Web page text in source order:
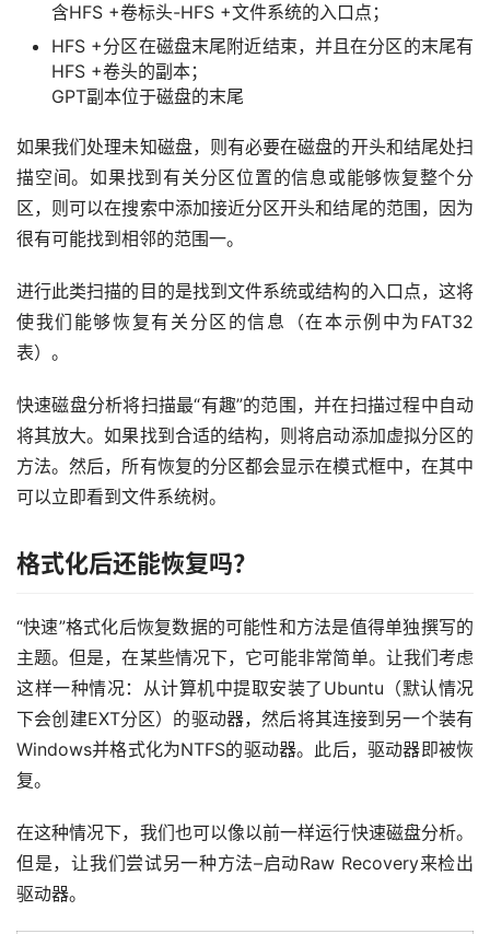
含HFS +卷标头-HFS +文件系统的入口点；
HFS +分区在磁盘末尾附近结束，并且在分区的末尾有
HFS +卷头的副本；
GPT副本位于磁盘的末尾
如果我们处理未知磁盘，则有必要在磁盘的开头和结尾处扫
描空间。如果找到有关分区位置的信息或能够恢复整个分
区，则可以在搜索中添加接近分区开头和结尾的范围，因为
很有可能找到相邻的范围一。
进行此类扫描的目的是找到文件系统或结构的入口点，这将
使我们能够恢复有关分区的信息（在本示例中为FAT32
表）。
快速磁盘分析将扫描最“有趣”的范围，并在扫描过程中自动
将其放大。如果找到合适的结构，则将启动添加虚拟分区的
方法。然后，所有恢复的分区都会显示在模式框中，在其中
可以立即看到文件系统树。
格式化后还能恢复吗？
“快速”格式化后恢复数据的可能性和方法是值得单独撰写的
主题。但是，在某些情况下，它可能非常简单。让我们考虑
这样一种情况：从计算机中提取安装了Ubuntu（默认情况
下会创建EXT分区）的驱动器，然后将其连接到另一个装有
Windows并格式化为NTFS的驱动器。此后，驱动器即被恢
复。
在这种情况下，我们也可以像以前一样运行快速磁盘分析。
但是，让我们尝试另一种方法–启动Raw Recovery来检出
驱动器。